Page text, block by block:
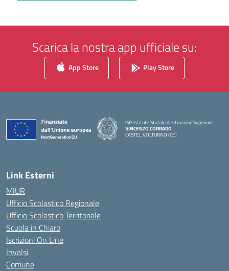
Scarica la nostra app ufficiale su:
App Store Play Store
ISIS Istituto Statale di Istruzione Superiore
VINCENZO CORRADO
CASTEL VOLTURNO (CE)
Link Esterni
MIUR
Ufficio Scolastico Regionale
Ufficio Scolastico Territoriale
Scuola in Chiaro
Iscrizioni On Line
Invalsi
Comune